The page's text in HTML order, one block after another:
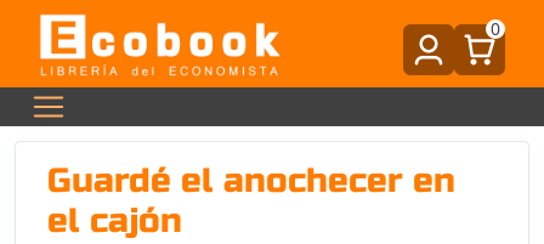
0
Guardé el anochecer en
el cajón